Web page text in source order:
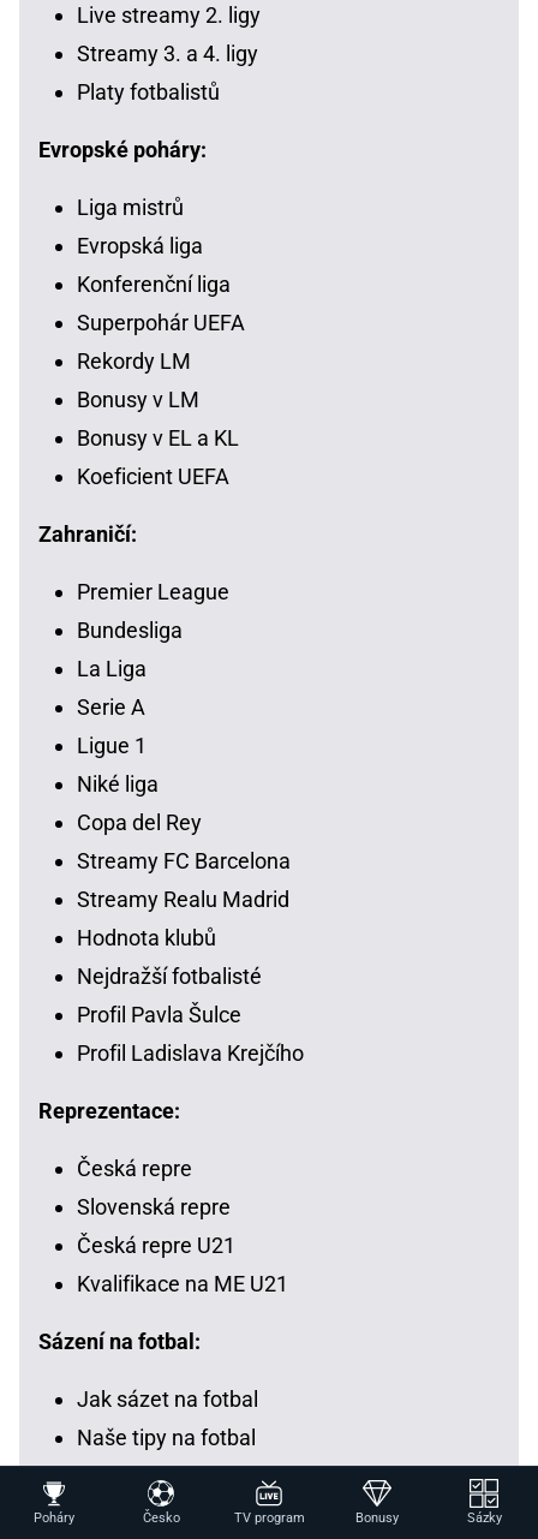
Live streamy 2. ligy
Streamy 3. a 4. ligy
Platy fotbalistů
Evropské poháry:
Liga mistrů
Evropská liga
Konferenční liga
Superpohár UEFA
Rekordy LM
Bonusy v LM
Bonusy v EL a KL
Koeficient UEFA
Zahraničí:
Premier League
Bundesliga
La Liga
Serie A
Ligue 1
Niké liga
Copa del Rey
Streamy FC Barcelona
Streamy Realu Madrid
Hodnota klubů
Nejdražší fotbalisté
Profil Pavla Šulce
Profil Ladislava Krejčího
Reprezentace:
Česká repre
Slovenská repre
Česká repre U21
Kvalifikace na ME U21
Sázení na fotbal:
Jak sázet na fotbal
Naše tipy na fotbal
Kde hledat výsledky
Přenosy fotbalu dnes
Poháry Česko TV program Bonusy Sázky